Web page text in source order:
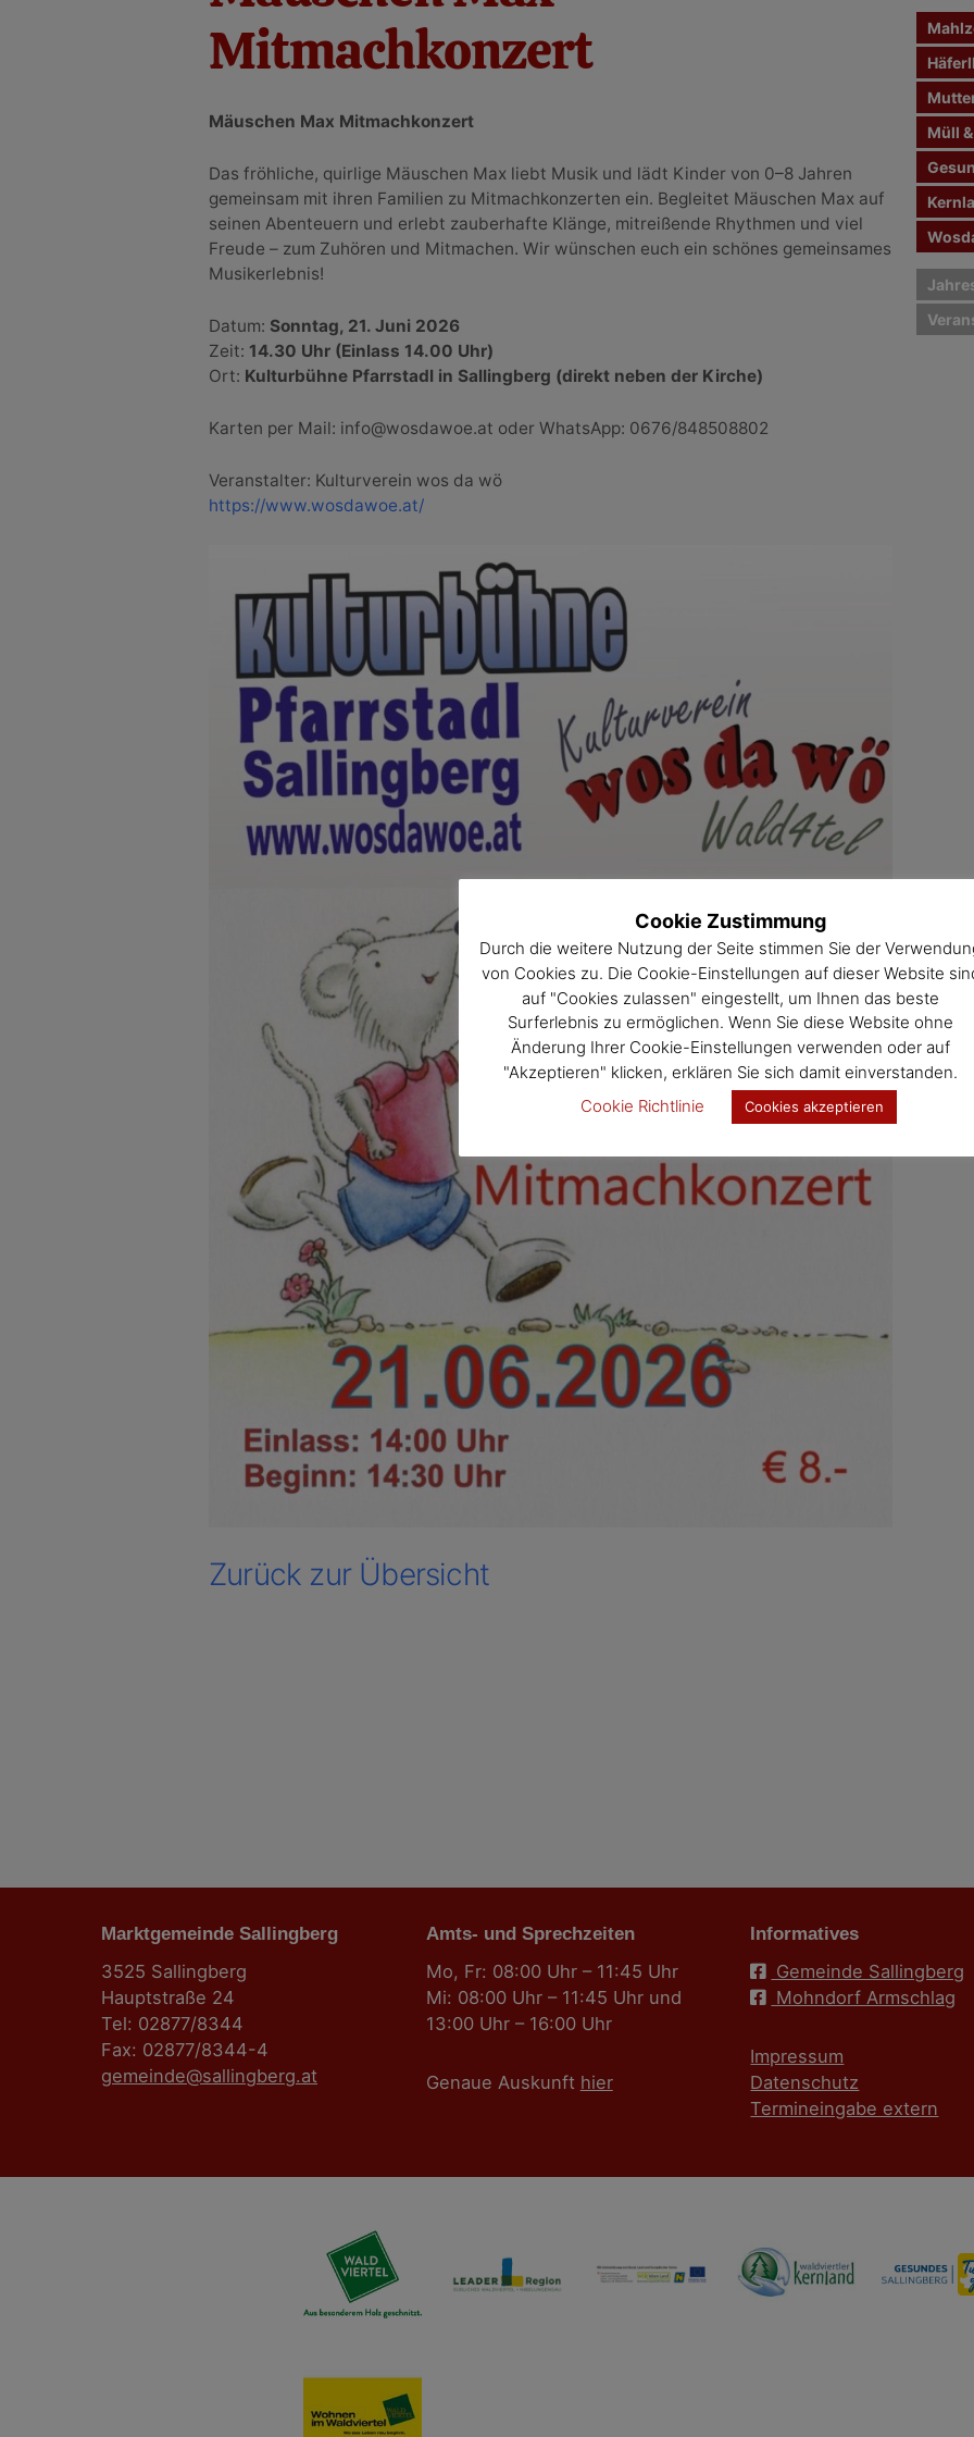
Mitmachkonzert
Mäuschen Max Mitmachkonzert
Das fröhliche, quirlige Mäuschen Max liebt Musik und lädt Kinder von 0–8 Jahren
gemeinsam mit ihren Familien zu Mitmachkonzerten ein. Begleitet Mäuschen Max auf
seinen Abenteuern und erlebt zauberhafte Klänge, mitreißende Rhythmen und viel
Freude – zum Zuhören und Mitmachen. Wir wünschen euch ein schönes gemeinsames
Musikerlebnis!
Datum: Sonntag, 21. Juni 2026
Zeit: 14.30 Uhr (Einlass 14.00 Uhr)
Ort: Kulturbühne Pfarrstadl in Sallingberg (direkt neben der Kirche)
Karten per Mail: info@wosdawoe.at oder WhatsApp: 0676/848508802
Veranstalter: Kulturverein wos da wö
https://www.wosdawoe.at/
Zurück zur Übersicht
n
a
h
Müll
Marktgemeinde Sallingberg
3525 Sallingberg
Hauptstraße 24
Tel: 02877/8344
Fax: 02877/8344-4
gemeinde@sallingberg.at
Amts- und Sprechzeiten
Mo, Fr: 08:00 Uhr – 11:45 Uhr
Mi: 08:00 Uhr – 11:45 Uhr und
13:00 Uhr – 16:00 Uhr
Genaue Auskunft hier
Informatives
Gemeinde Sallingberg
Mohndorf Armschlag
Impressum
Datenschutz
Termineingabe extern
Cookie Zustimmung
Durch die weitere Nutzung der Seite stimmen Sie der
von Cookies zu. Die Cookie-Einstellungen auf dieser Website
auf "Cookies zulassen" eingestellt, um Ihnen das beste
Surferlebnis zu ermöglichen. Wenn Sie diese Website ohne
Änderung Ihrer Cookie-Einstellungen verwenden oder auf
"Akzeptieren" klicken, erklären Sie sich damit einverstanden.
Cookie Richtlinie
Cookies akzeptieren